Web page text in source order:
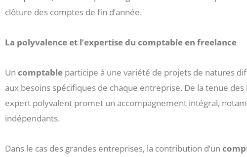
clôture des comptes de fin d’année.
La polyvalence et l’expertise du comptable en freelance
Un comptable participe à une variété de projets de natures
aux besoins spécifiques de chaque entreprise. De la tenue
expert polyvalent promet un accompagnement intégral,
indépendants.
Dans le cas des grandes entreprises, la contribution d’un